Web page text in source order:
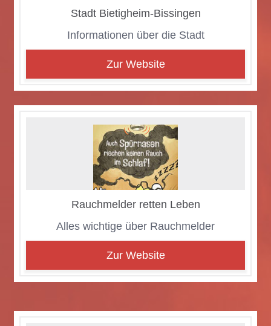
Stadt Bie­tig­heim-Bis­sin­gen
In­for­ma­tio­nen über die Stadt
Zur Website
Rauch­mel­der ret­ten Le­ben
Al­les wich­ti­ge über Rauch­mel­der
Zur Website